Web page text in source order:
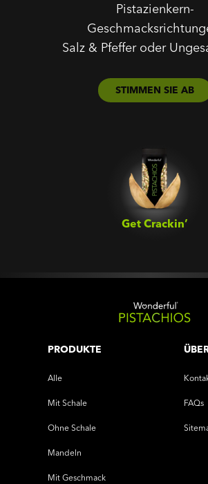
Pistazienkern-
Salz & Pfeffer oder
STIMMEN SIE AB
Get Crackin’‎
PRODUKTE
Alle
Mit Schale
Ohne Schale
Mandeln
Mit Geschmack
FAQs